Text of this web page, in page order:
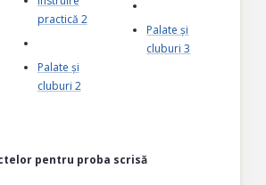
practică 2
Palate și
cluburi 2
Palate și
cluburi 3
pentru proba scrisă